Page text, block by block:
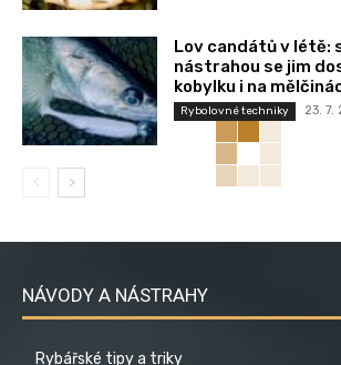
Lov candátů v létě:
nástrahou se jim
kobylku i na
Rybolovné techniky 23. 7.
NÁVODY A NÁSTRAHY
Rybářské tipy a triky